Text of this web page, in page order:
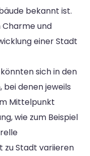
bekannt ist.
Charme und
einer Stadt
sich in den
bei denen jeweils
Mittelpunkt
wie zum Beispiel
zu Stadt variieren